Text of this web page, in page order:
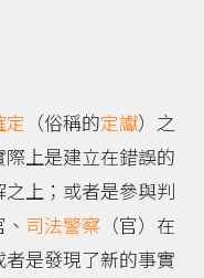
定 （俗稱的定讞）之
上是建立在錯誤的
之上；或者是參與判
司法警察 （官）在
是發現了新的事實